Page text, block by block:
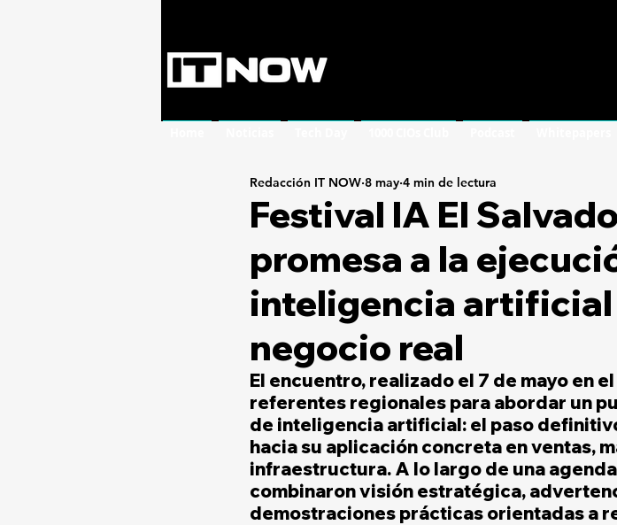
Festival IA El
promesa a la
inteligencia artificial
negocio real
Redacción IT NOW 8 may 4 min de lectura
El encuentro, realizado el 7 de mayo en
referentes regionales para abordar un
de inteligencia artificial: el paso
hacia su aplicación concreta en ventas,
infraestructura. A lo largo de una
combinaron visión estratégica,
demostraciones prácticas orientadas a